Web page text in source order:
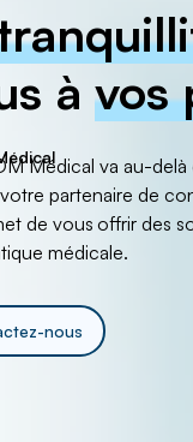
àvos
Médical va au-
partenaire de
de vous offrir des
médicale.
nous